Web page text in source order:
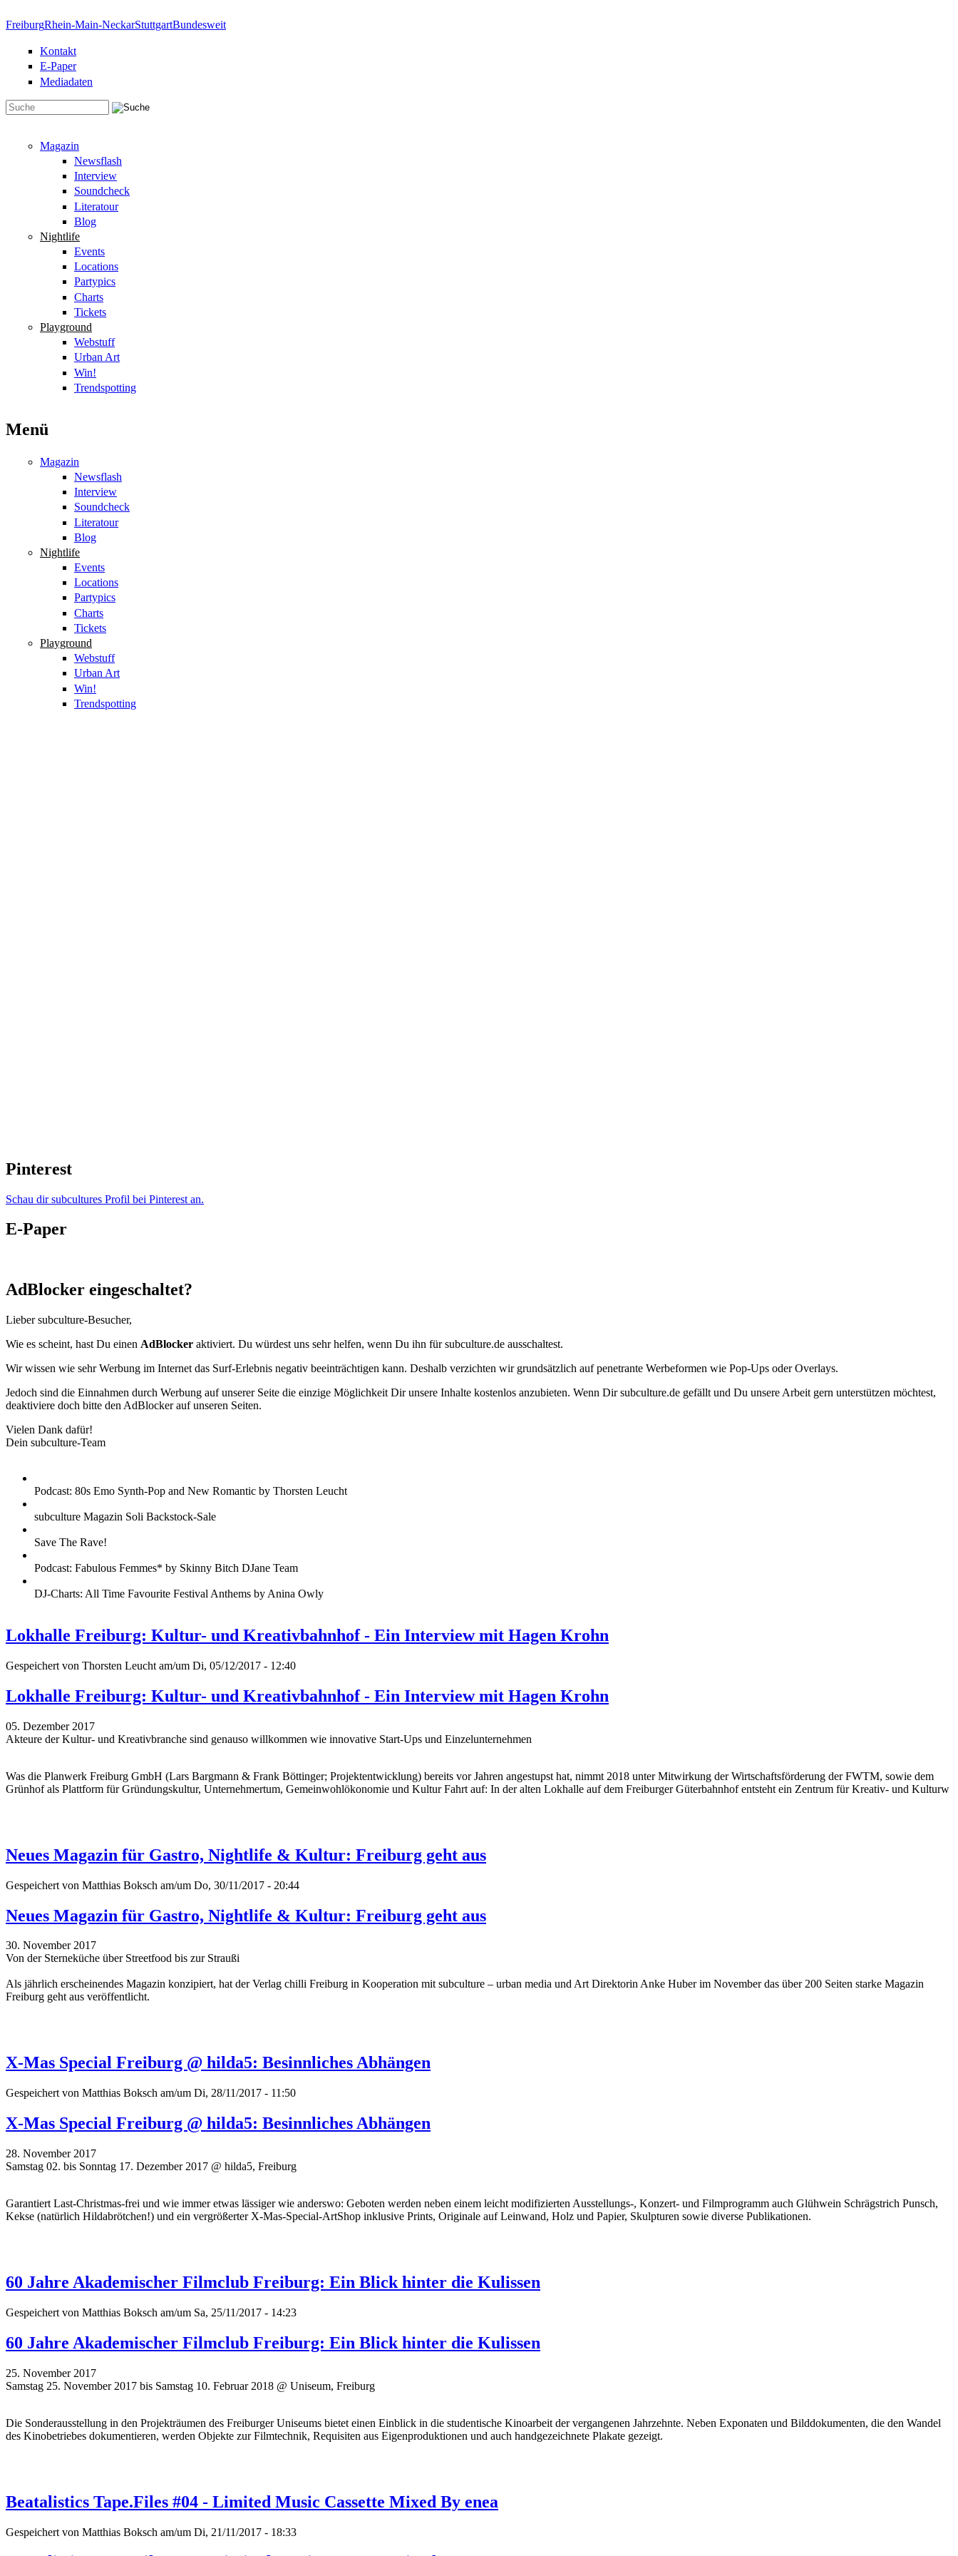
FreiburgRhein-Main-NeckarStuttgartBundesweit
Kontakt
E-Paper
Mediadaten
Magazin
Newsflash
Interview
Soundcheck
Literatour
Blog
Nightlife
Events
Locations
Partypics
Charts
Tickets
Playground
Webstuff
Urban Art
Win!
Trendspotting
Menü
Magazin
Newsflash
Interview
Soundcheck
Literatour
Blog
Nightlife
Events
Locations
Partypics
Charts
Tickets
Playground
Webstuff
Urban Art
Win!
Trendspotting
Pinterest
Schau dir subcultures Profil bei Pinterest an.
E-Paper
AdBlocker eingeschaltet?
Lieber subculture-Besucher,
Wie es scheint, hast Du einen AdBlocker aktiviert. Du würdest uns sehr helfen, wenn Du ihn für subculture.de ausschaltest.
Wir wissen wie sehr Werbung im Internet das Surf-Erlebnis negativ beeinträchtigen kann. Deshalb verzichten wir grundsätzlich auf penetrante Werbeformen wie Pop-Ups oder Overlays.
Jedoch sind die Einnahmen durch Werbung auf unserer Seite die einzige Möglichkeit Dir unsere Inhalte kostenlos anzubieten. Wenn Dir subculture.de gefällt und Du unsere Arbeit gern unterstützen möchtest,
deaktiviere doch bitte den AdBlocker auf unseren Seiten.
Vielen Dank dafür!
Dein subculture-Team
Podcast: 80s Emo Synth-Pop and New Romantic by Thorsten Leucht
subculture Magazin Soli Backstock-Sale
Save The Rave!
Podcast: Fabulous Femmes* by Skinny Bitch DJane Team
DJ-Charts: All Time Favourite Festival Anthems by Anina Owly
Lokhalle Freiburg: Kultur- und Kreativbahnhof - Ein Interview mit Hagen Krohn
Gespeichert von Thorsten Leucht am/um Di, 05/12/2017 - 12:40
Lokhalle Freiburg: Kultur- und Kreativbahnhof - Ein Interview mit Hagen Krohn
05. Dezember 2017
Akteure der Kultur- und Kreativbranche sind genauso willkommen wie innovative Start-Ups und Einzelunternehmen
Was die Planwerk Freiburg GmbH (Lars Bargmann & Frank Böttinger; Projektentwicklung) bereits vor Jahren angestupst hat, nimmt 2018 unter Mitwirkung der Wirtschaftsförderung der FWTM, sowie dem
Grünhof als Plattform für Gründungskultur, Unternehmertum, Gemeinwohlökonomie und Kultur Fahrt auf: In der alten Lokhalle auf dem Freiburger Güterbahnhof entsteht ein Zentrum für Kreativ- und Kulturw
Neues Magazin für Gastro, Nightlife & Kultur: Freiburg geht aus
Gespeichert von Matthias Boksch am/um Do, 30/11/2017 - 20:44
Neues Magazin für Gastro, Nightlife & Kultur: Freiburg geht aus
30. November 2017
Von der Sterneküche über Streetfood bis zur Straußi
Als jährlich erscheinendes Magazin konzipiert, hat der Verlag chilli Freiburg in Kooperation mit subculture – urban media und Art Direktorin Anke Huber im November das über 200 Seiten starke Magazin
Freiburg geht aus veröffentlicht.
X-Mas Special Freiburg @ hilda5: Besinnliches Abhängen
Gespeichert von Matthias Boksch am/um Di, 28/11/2017 - 11:50
X-Mas Special Freiburg @ hilda5: Besinnliches Abhängen
28. November 2017
Samstag 02. bis Sonntag 17. Dezember 2017 @ hilda5, Freiburg
Garantiert Last-Christmas-frei und wie immer etwas lässiger wie anderswo: Geboten werden neben einem leicht modifizierten Ausstellungs-, Konzert- und Filmprogramm auch Glühwein Schrägstrich Punsch,
Kekse (natürlich Hildabrötchen!) und ein vergrößerter X-Mas-Special-ArtShop inklusive Prints, Originale auf Leinwand, Holz und Papier, Skulpturen sowie diverse Publikationen.
60 Jahre Akademischer Filmclub Freiburg: Ein Blick hinter die Kulissen
Gespeichert von Matthias Boksch am/um Sa, 25/11/2017 - 14:23
60 Jahre Akademischer Filmclub Freiburg: Ein Blick hinter die Kulissen
25. November 2017
Samstag 25. November 2017 bis Samstag 10. Februar 2018 @ Uniseum, Freiburg
Die Sonderausstellung in den Projekträumen des Freiburger Uniseums bietet einen Einblick in die studentische Kinoarbeit der vergangenen Jahrzehnte. Neben Exponaten und Bilddokumenten, die den Wandel
des Kinobetriebes dokumentieren, werden Objekte zur Filmtechnik, Requisiten aus Eigenproduktionen und auch handgezeichnete Plakate gezeigt.
Beatalistics Tape.Files #04 - Limited Music Cassette Mixed By enea
Gespeichert von Matthias Boksch am/um Di, 21/11/2017 - 18:33